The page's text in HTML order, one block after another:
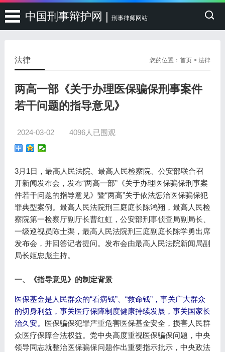
中国刑事辩护网 | 刑事律师网站
您的位置：首页 >法律
法律
两高一部《关于办理医保骗保刑事案件
若干问题的指导意见》
2024-03-02 4096人已围观
3月1日，最高人民法院、最高人民检察院、公安部联合召
开新闻发布会，发布“两高一部”《关于办理医保骗保刑事案
件若干问题的指导意见》暨“两高”关于依法惩治医保骗保犯
罪典型案例。最高人民法院刑三庭庭长陈鸿翔，最高人民检
察院第一检察厅副厅长曹红虹，公安部刑事侦查局副局长、
一级巡视员陈士渠，最高人民法院刑三庭副庭长陈学勇出席
发布会，并回答记者提问。发布会由最高人民法院新闻局副
局长姬忠彪主持。
一、《指导意见》的制定背景
医保基金是人民群众的“看病钱”、“救命钱”，事关广大群众
的切身利益，事关医疗保障制度健康持续发展，事关国家长
治久安。 医保骗保犯罪严重危害医保基金安全，损害人民群
众医疗保障合法权益。党中央高度重视医保骗保问题，中央
领导同志就整治医保骗保问题作出重要指示批示，中央政法